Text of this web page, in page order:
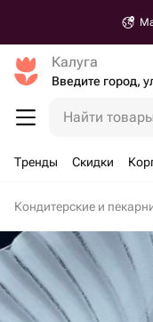
Калуга
Найти
Тренды Скидки
Кондитерские и